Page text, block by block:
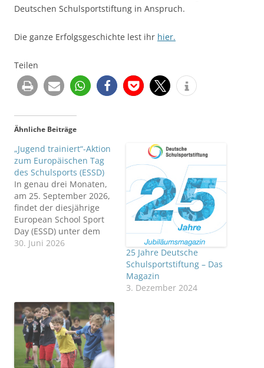
Deutschen Schulsportstiftung in Anspruch.
Die ganze Erfolgsgeschichte lest ihr hier.
Teilen
Ähnliche Beiträge
„Jugend trainiert“-Aktion
zum Europäischen Tag
des Schulsports (ESSD)
In genau drei Monaten,
am 25. September 2026,
findet der diesjährige
European School Sport
Day (ESSD) unter dem
Motto: „Step, pedal,
wird wieder einen
Beitrag leisten und für
die Wichtigkeit des
Schulsports sowie mehr
Bewegungszeiten an den
Schulen…
30. Juni 2026
25 Jahre Deutsche
Schulsportstiftung – Das
Magazin
3. Dezember 2024